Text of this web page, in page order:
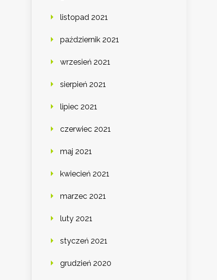
listopad 2021
październik 2021
wrzesień 2021
sierpień 2021
lipiec 2021
czerwiec 2021
maj 2021
kwiecień 2021
marzec 2021
luty 2021
styczeń 2021
grudzień 2020